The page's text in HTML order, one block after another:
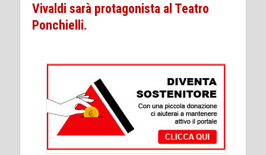
Vivaldi sarà protagonista al Teatro
Ponchielli.